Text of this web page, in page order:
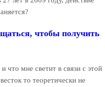
чтобы получить
что мне светит в связи с этой
то теоретически не